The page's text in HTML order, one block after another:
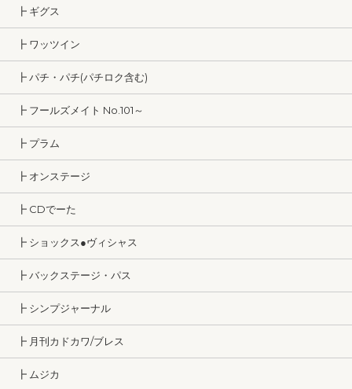
┣ ギグス
┣ ワッツイン
┣ パチ・パチ(パチロク含む)
┣ フールズメイト No.101～
┣ プラム
┣ オンステージ
┣ CDでーた
┣ ショックス●ヴィシャス
┣ バックステージ・パス
┣ シンプジャーナル
┣ 月刊カドカワ/ブレス
┣ ムジカ